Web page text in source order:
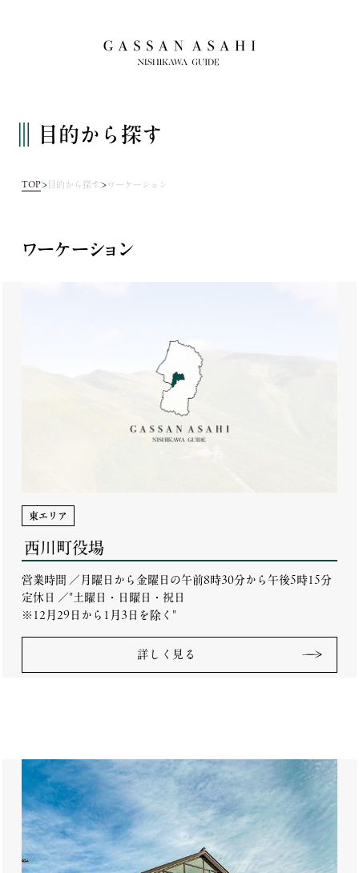
目的から探す
TOP 目的から探す ワーケーション
ワーケーション
東エリア
西川町役場
営業時間 ／月曜日から金曜日の午前8時30分から午後5時15分
定休日 ／"土曜日・日曜日・祝日
※12月29日から1月3日を除く"
詳しく見る